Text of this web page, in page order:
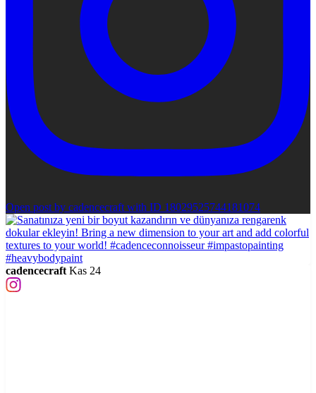
Open post by cadencecraft with ID 18029525744181074
cadencecraft Kas 24